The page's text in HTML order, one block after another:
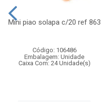
Mini piao solapa c/20 ref 863
Código: 106486
Embalagem: Unidade
Caixa Com: 24 Unidade(s)